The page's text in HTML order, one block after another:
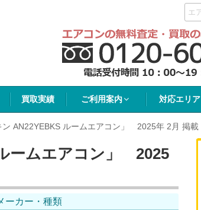
買取実績 ご利用案内 対応エリア
ン AN22YEBKS ルームエアコン」 2025年 2月 掲載
ームエアコン」 2025
ーカー・種類